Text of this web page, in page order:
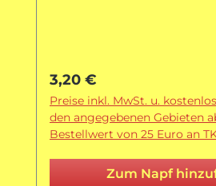
Regulärer Preis:
3,20 €
Preise inkl. MwSt. u.
den angegebenen Gebieten
Bestellwert von 25 Euro an
Zum Napf